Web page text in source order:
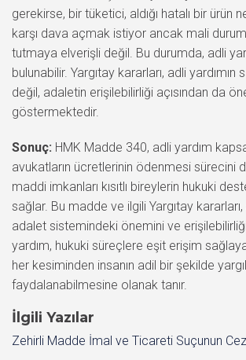
gerekirse, bir tüketici, aldığı hatalı bir ürün
karşı dava açmak istiyor ancak mali
tutmaya elverişli değil. Bu durumda, adli
bulunabilir. Yargıtay kararları, adli
değil, adaletin erişilebilirliği açısından da
göstermektedir.
Sonuç: HMK Madde 340, adli yardım
avukatların ücretlerinin ödenmesi sürecini
maddi imkanları kısıtlı bireylerin hukuki
sağlar. Bu madde ve ilgili Yargıtay kararları,
adalet sistemindeki önemini ve
yardım, hukuki süreçlere eşit erişim
her kesiminden insanın adil bir şekilde
faydalanabilmesine olanak tanır.
İlgili Yazılar
Zehirli Madde İmal ve Ticareti Suçunun